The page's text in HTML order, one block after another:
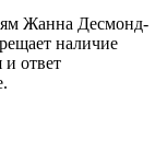
Жанна Десмонд-
наличие
и ответ